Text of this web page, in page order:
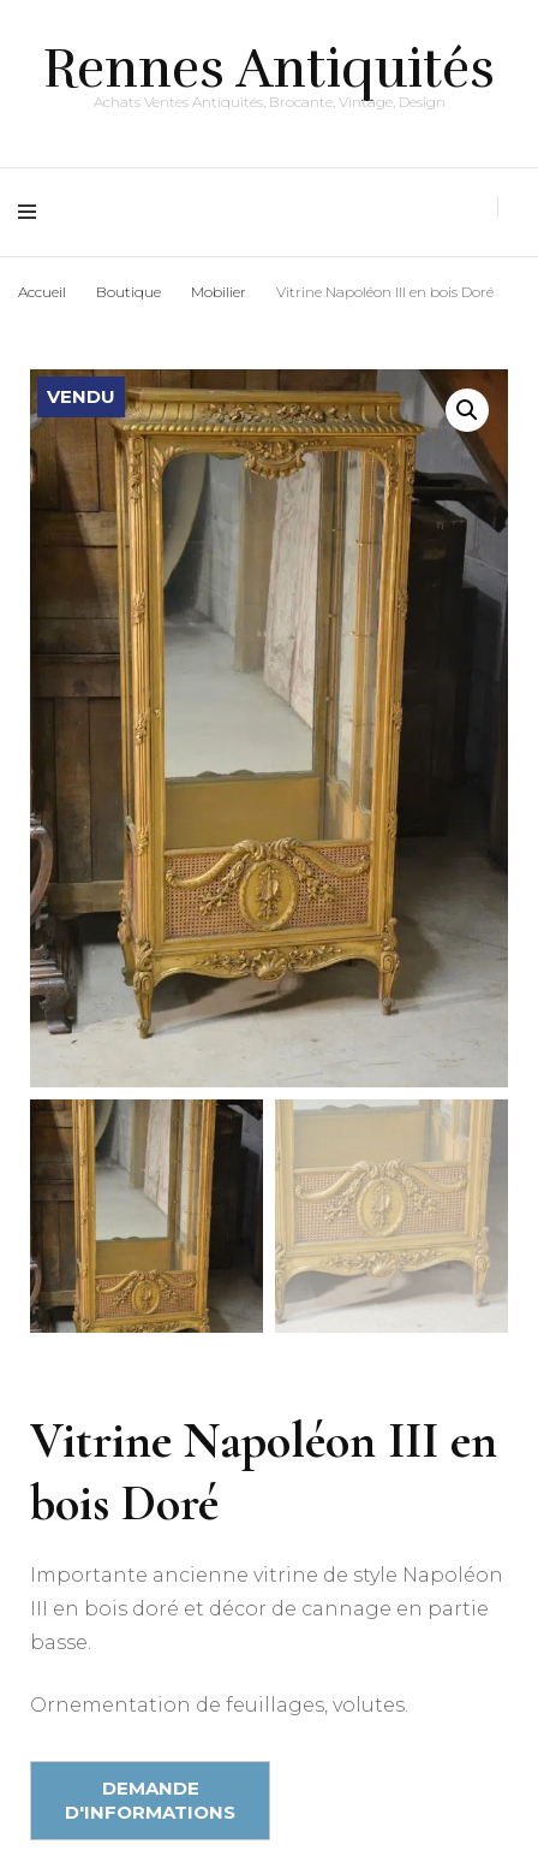
Rennes Antiquités
Achats Ventes Antiquités, Brocante, Vintage, Design
Accueil Boutique Mobilier Vitrine Napoléon III en bois Doré
VENDU
Vitrine Napoléon III en
bois Doré
Importante ancienne vitrine de style Napoléon
III en bois doré et décor de cannage en partie
basse.
Ornementation de feuillages, volutes.